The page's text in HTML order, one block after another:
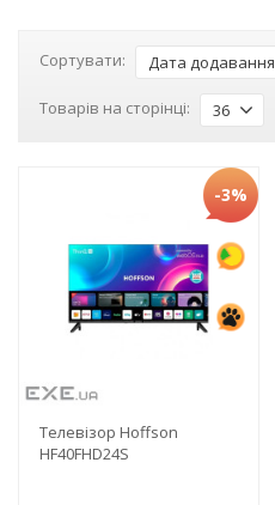
Сортувати: Дата додавання
Товарів на сторінці: 36
-3%
Телевізор Hoffson
HF40FHD24S